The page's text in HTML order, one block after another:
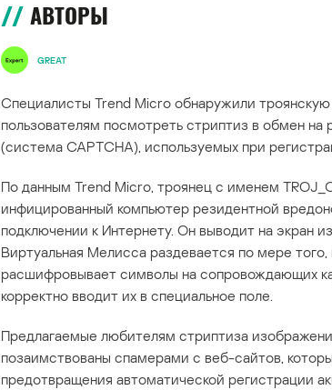
АВТОРЫ
GREAT
Специалисты Trend Micro обнаружили троянскую
пользователям посмотреть стриптиз в обмен
(система CAPTCHA), используемых при
По данным Trend Micro, троянец с именем
инфицированный компьютер резидентной
подключении к Интернету. Он выводит на экран
Виртуальная Мелисса раздевается по мере того,
расшифровывает символы на сопровождающих
корректно вводит их в специальное поле.
Предлагаемые любителям стриптиза
позаимствованы спамерами с веб-сайтов,
предотвращения автоматической регистрации